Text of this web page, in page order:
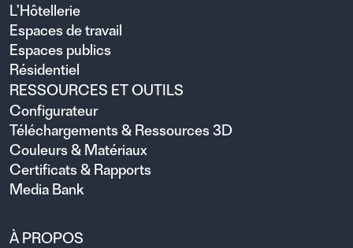
L’Hôtellerie
Espaces de travail
Espaces publics
Résidentiel
RESSOURCES ET OUTILS
Configurateur
Téléchargements & Ressources 3D
Couleurs & Matériaux
Certificats & Rapports
Media Bank
À PROPOS